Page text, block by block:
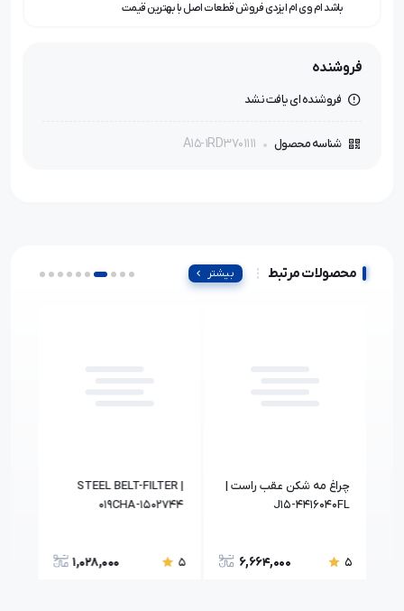
باشد ام وی ام ایزدی فروش قطعات اصل با بهترین قیمت
فروشنده
فروشنده ای یافت نشد
شناسه محصول A15-1RD3701111
محصولات مرتبط بیشتر
چراغ مه شکن عقب راست |
J15-4416040FL
5
6,664,000
STEEL BELT-FILTER |
019CHA-1502744
5
1,028,000